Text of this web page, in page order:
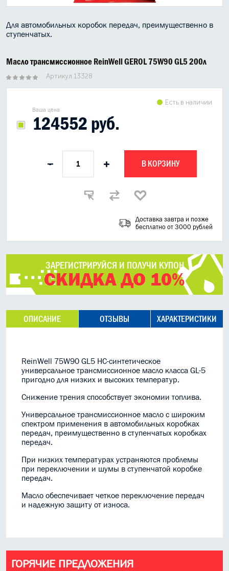
АНТИФРИЗЫ СПЕЦЖИДКОСТИ
ПРИСАДКИ АВТОХИМИЯ
МОТО МАСЛА
Для автомобильных коробок передач, преимущественно в
ступенчатых.
Масло трансмиссионное ReinWell GEROL 75W90 GL5 200л
Артикул 13328
Ваша цена
124552 руб.
Есть в наличии
- + В КОРЗИНУ
Доставка завтра и позже
бесплатно от 3000 рублей
ЗАРЕГИСТРИРУЙСЯ И ПОЛУЧИ КУПОН
СКИДКА ДО 10%
ОПИСАНИЕ ОТЗЫВЫ ХАРАКТЕРИСТИКИ
ReinWell 75W90 GL5 НС-синтетическое
универсальное трансмиссионное масло класса GL-5
пригодно для низких и высоких температур.
Снижение трения способствует экономии топлива.
Универсальное трансмиссионное масло с широким
спектром применения в автомобильных коробках
передач, преимущественно в ступенчатых коробках
передач.
При низких температурах устраняются проблемы
при переключении и шумы в ступенчатой коробке
передач.
Масло обеспечивает четкое переключение передач
и надежную защиту от износа.
ГОРЯЧИЕ ПРЕДЛОЖЕНИЯ